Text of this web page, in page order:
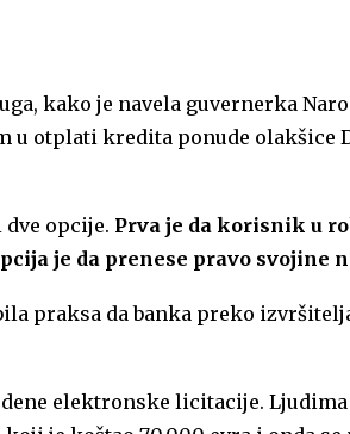
kako je navela guvernerka
otplati kredita ponude olakšice
opcije. Prva je da korisnik u
je da prenese pravo svojine
praksa da banka preko
elektronske licitacije.